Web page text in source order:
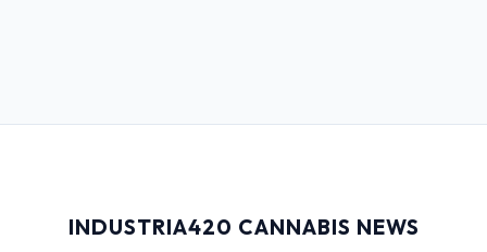
INDUSTRIA420 CANNABIS NEWS